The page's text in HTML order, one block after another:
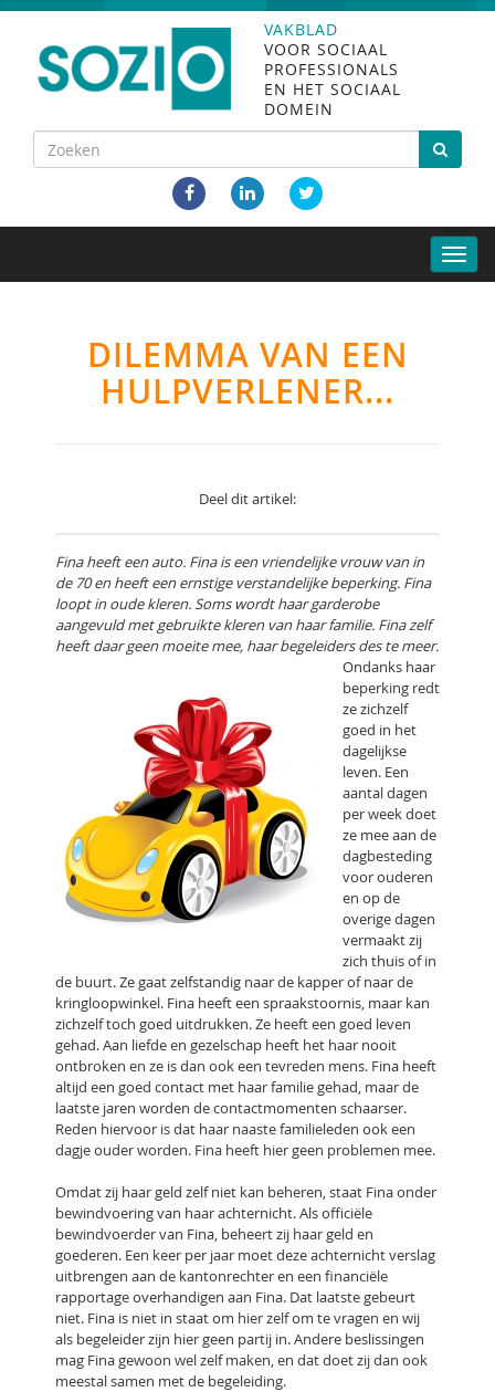
VAKBLAD
VOOR SOCIAAL
PROFESSIONALS
EN HET SOCIAAL
DOMEIN
Toggle
DILEMMA VAN EEN
HULPVERLENER...
Deel dit artikel:
Fina heeft een auto. Fina is een vriendelijke vrouw van in
de 70 en heeft een ernstige verstandelijke beperking. Fina
loopt in oude kleren. Soms wordt haar garderobe
aangevuld met gebruikte kleren van haar familie. Fina zelf
heeft daar geen moeite mee, haar begeleiders des te meer.
Ondanks haar
beperking redt
ze zichzelf
goed in het
dagelijkse
leven. Een
aantal dagen
per week doet
ze mee aan de
dagbesteding
voor ouderen
en op de
overige dagen
vermaakt zij
zich thuis of in
de buurt. Ze gaat zelfstandig naar de kapper of naar de
kringloopwinkel. Fina heeft een spraakstoornis, maar kan
zichzelf toch goed uitdrukken. Ze heeft een goed leven
gehad. Aan liefde en gezelschap heeft het haar nooit
ontbroken en ze is dan ook een tevreden mens. Fina heeft
altijd een goed contact met haar familie gehad, maar de
laatste jaren worden de contactmomenten schaarser.
Reden hiervoor is dat haar naaste familieleden ook een
dagje ouder worden. Fina heeft hier geen problemen mee.
Omdat zij haar geld zelf niet kan beheren, staat Fina onder
bewindvoering van haar achternicht. Als officiële
bewindvoerder van Fina, beheert zij haar geld en
goederen. Een keer per jaar moet deze achternicht verslag
uitbrengen aan de kantonrechter en een financiële
rapportage overhandigen aan Fina. Dat laatste gebeurt
niet. Fina is niet in staat om hier zelf om te vragen en wij
als begeleider zijn hier geen partij in. Andere beslissingen
mag Fina gewoon wel zelf maken, en dat doet zij dan ook
meestal samen met de begeleiding.